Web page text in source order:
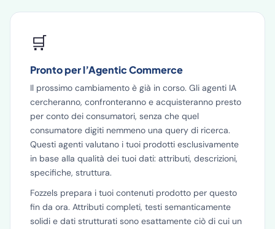
🛒
Pronto per l’Agentic Commerce
Il prossimo cambiamento è già in corso. Gli agenti IA
cercheranno, confronteranno e acquisteranno presto
per conto dei consumatori, senza che quel
consumatore digiti nemmeno una query di ricerca.
Questi agenti valutano i tuoi prodotti esclusivamente
in base alla qualità dei tuoi dati: attributi, descrizioni,
specifiche, struttura.
Fozzels prepara i tuoi contenuti prodotto per questo
fin da ora. Attributi completi, testi semanticamente
solidi e dati strutturati sono esattamente ciò di cui un